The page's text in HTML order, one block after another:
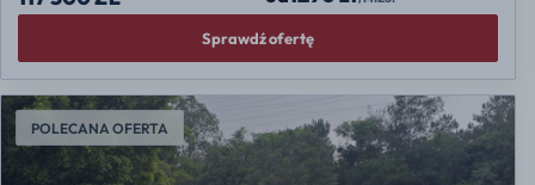
Sprawdź ofertę
POLECANA OFERTA